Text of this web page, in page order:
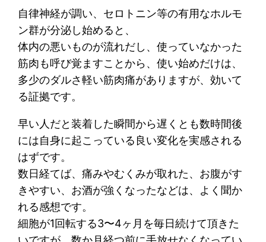
用
）
個
自律神経が調い、セロトニン等の有用なホルモ
ン群が分泌し始めると、
体内の悪いものが流れだし、使っていなかった
筋肉も呼び覚ますことから、使い始めだけは、
多少のダルさ軽い筋肉痛がありますが、効いて
る証拠です。
早い人だと装着した瞬間から遅くとも数時間後
には自身に起こっている良い変化を実感される
はずです。
数日経てば、痛みやむくみが取れた、お腹がす
きやすい、お酒が強くなったなどは、よく聞か
れる感想です。
細胞が1回転する3〜4ヶ月を毎日続けて頂きた